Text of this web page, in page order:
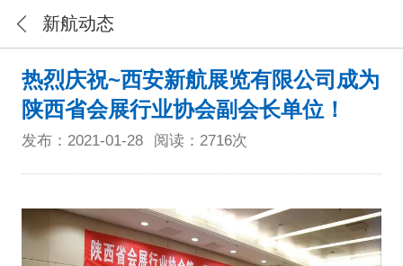
新航动态
热烈庆祝~西安新航展览有限公司成为
陕西省会展行业协会副会长单位！
发布：2021-01-28 阅读：2716次